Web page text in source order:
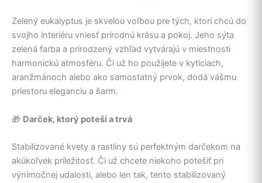
Zelený eukalyptus je skvelou voľbou pre tých, ktorí chcú do
svojho interiéru vniesť prírodnú krásu a pokoj. Jeho sýta
zelená farba a prirodzený vzhľad vytvárajú v miestnosti
harmonickú atmosféru. Či už ho použijete v kyticiach,
aranžmánoch alebo ako samostatný prvok, dodá vášmu
priestoru eleganciu a šarm.
🎁 Darček, ktorý poteší a trvá
Stabilizované kvety a rastliny sú perfektným darčekom na
akúkoľvek príležitosť. Či už chcete niekoho potešiť pri
výnimočnej udalosti, alebo len tak, tento stabilizovaný